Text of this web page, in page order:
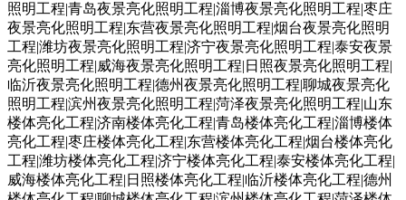
照明工程|青岛夜景亮化照明工程|淄博夜景亮化照明工程|枣庄
夜景亮化照明工程|东营夜景亮化照明工程|烟台夜景亮化照明
工程|潍坊夜景亮化照明工程|济宁夜景亮化照明工程|泰安夜景
亮化照明工程|威海夜景亮化照明工程|日照夜景亮化照明工程|
临沂夜景亮化照明工程|德州夜景亮化照明工程|聊城夜景亮化
照明工程|滨州夜景亮化照明工程|菏泽夜景亮化照明工程|山东
楼体亮化工程|济南楼体亮化工程|青岛楼体亮化工程|淄博楼体
亮化工程|枣庄楼体亮化工程|东营楼体亮化工程|烟台楼体亮化
工程|潍坊楼体亮化工程|济宁楼体亮化工程|泰安楼体亮化工程|
威海楼体亮化工程|日照楼体亮化工程|临沂楼体亮化工程|德州